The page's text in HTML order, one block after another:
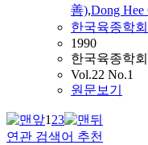
善),Dong
한국육종학회
1990
한국육종학회
Vol.22 No.1
원문보기
123
연관 검색어 추천